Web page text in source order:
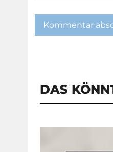
DAS